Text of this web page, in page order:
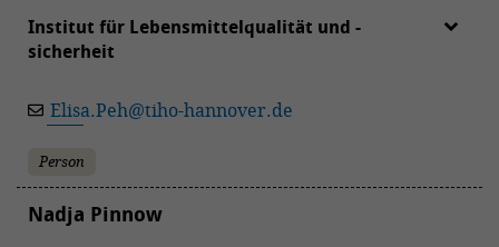
Institut für Lebensmittelqualität und -
sicherheit
Elisa.Peh@tiho-hannover.de
Person
Nadja Pinnow